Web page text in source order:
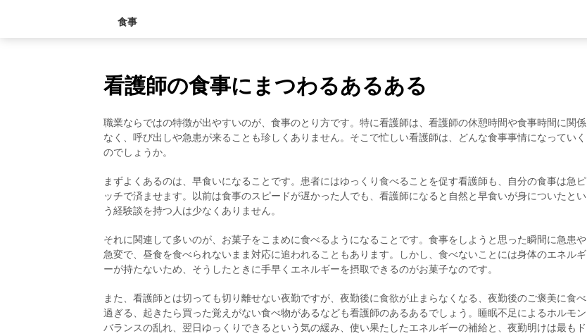
食事
看護師の食事にまつわるあるある
職業ならではの特徴が出やすいのが、食事のとり方です。特に看護師は、看護師の休憩時間や食事時間に関係
なく、呼び出しや急患が来ることも珍しくありません。そこで忙しい看護師は、どんな食事事情になっていく
のでしょうか。
まずよくあるのは、早食いになることです。患者にはゆっくり食べることを促す看護師も、自分の食事は急ピ
ッチで済ませます。以前は食事のスピードが遅かった人でも、看護師になると自然と早食いが身についたとい
う経験談を持つ人は少なくありません。
それに関連して多いのが、お菓子をこまめに食べるようになることです。食事をしようと思った瞬間に急患や
急変で、昼食を食べられないまま対応に追われることもあります。しかし、食べないことには身体のエネルギ
ーが持たないため、そうしたときに手早くエネルギーを摂取できるのがお菓子なのです。
また、看護師とは切っても切り離せない夜勤ですが、夜勤後に食欲が止まらなくなる、夜勤後のご褒美に食べ
過ぎる、起きたら買った覚えがない食べ物があるなども看護師のあるあるでしょう。睡眠不足によるホルモン
バランスの乱れ、翌日ゆっくりできるという気の緩み、使い果たしたエネルギーの補給と、夜勤明けは最もド